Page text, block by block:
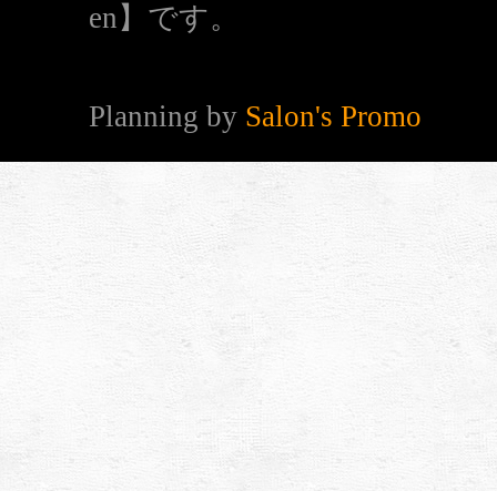
en】です。
Planning by Salon's Promo